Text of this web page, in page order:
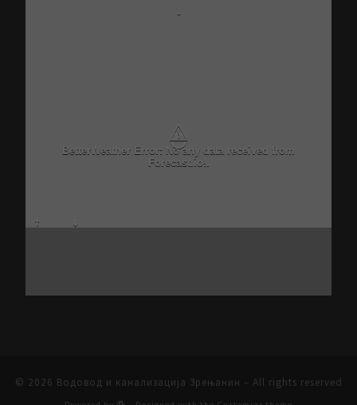
-
⚠
BetterWeather Error: No any data received from
Forecast.io!.
© 2026 Водовод и канализација Зрењанин – All rights reserved